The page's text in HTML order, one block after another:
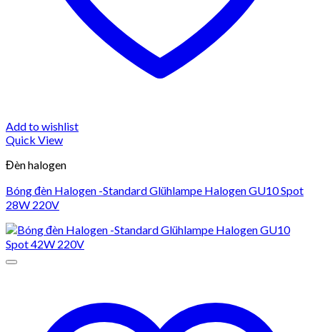
Add to wishlist
Quick View
Đèn halogen
Bóng đèn Halogen -Standard Glühlampe Halogen GU10 Spot
28W 220V